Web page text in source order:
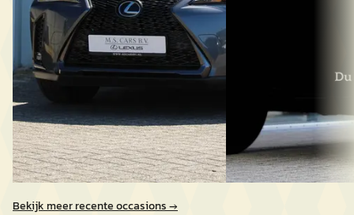
2024 · 26.404 km · Hybride ·
Automaat
M.S. Cars B.V.· Oisterwijk 4,7(15)
Bekijk aanbieding →
Vergelijk
Bekijk meer recente occasions →